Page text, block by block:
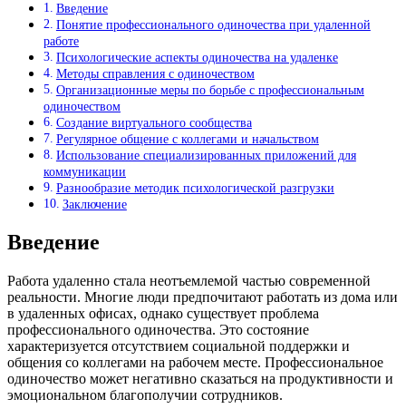
Введение
Понятие профессионального одиночества при удаленной
работе
Психологические аспекты одиночества на удаленке
Методы справления с одиночеством
Организационные меры по борьбе с профессиональным
одиночеством
Создание виртуального сообщества
Регулярное общение с коллегами и начальством
Использование специализированных приложений для
коммуникации
Разнообразие методик психологической разгрузки
Заключение
Введение
Работа удаленно стала неотъемлемой частью современной
реальности. Многие люди предпочитают работать из дома или
в удаленных офисах, однако существует проблема
профессионального одиночества. Это состояние
характеризуется отсутствием социальной поддержки и
общения со коллегами на рабочем месте. Профессиональное
одиночество может негативно сказаться на продуктивности и
эмоциональном благополучии сотрудников.